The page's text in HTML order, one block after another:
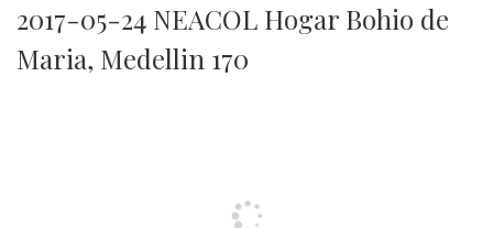
2017-05-24 NEACOL Hogar Bohio de
Maria, Medellin 170